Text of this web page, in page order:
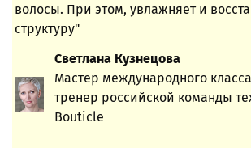
волосы. При этом, увлажняет и
структуру"
Светлана Кузнецова
Мастер международного
тренер российской команды
Bouticle